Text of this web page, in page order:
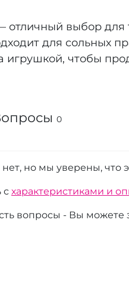
отличный выбор для
для сольных
игрушкой, чтобы
0
но мы уверены, что
с характеристиками и
вопросы - Вы можете